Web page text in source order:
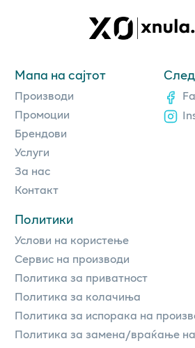
Мапа на сајтот
Производи
Промоции
Брендови
Услуги
За нас
Контакт
Политики
Услови на користење
Сервис на производи
Политика за приватност
Политика за колачиња
Политика за испорака на
Политика за замена/враќање